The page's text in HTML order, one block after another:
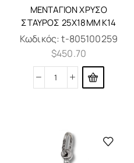
ΜΕΝΤΑΓΙΌΝ ΧΡΥΣΌ
ΣΤΑΥΡΌΣ 25X18MM K14
Κωδικός:t-805100259
$450.70